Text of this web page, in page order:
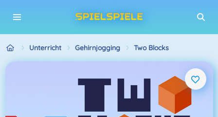
Unterricht Gehirnjogging Two Blocks